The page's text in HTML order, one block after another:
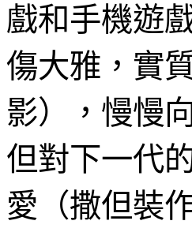
戲和手機遊
傷大雅，實
影），慢慢
但對下一代
愛（撒但裝